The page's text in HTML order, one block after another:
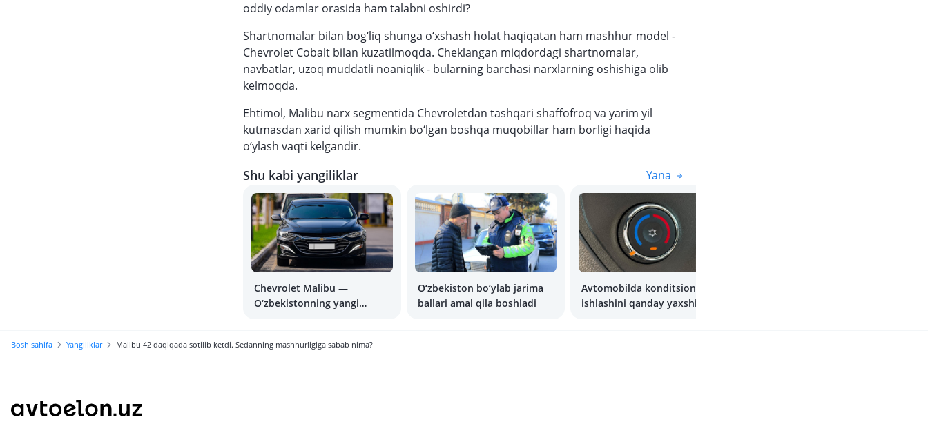
oddiy odamlar orasida ham talabni oshirdi?
Shartnomalar bilan bog‘liq shunga o‘xshash holat haqiqatan ham mashhur model -
Chevrolet Cobalt bilan kuzatilmoqda. Cheklangan miqdordagi shartnomalar,
navbatlar, uzoq muddatli noaniqlik - bularning barchasi narxlarning oshishiga olib
kelmoqda.
Ehtimol, Malibu narx segmentida Chevroletdan tashqari shaffofroq va yarim yil
kutmasdan xarid qilish mumkin bo‘lgan boshqa muqobillar ham borligi haqida
o‘ylash vaqti kelgandir.
Shu kabi yangiliklar Yana
Chevrolet Malibu —
O‘zbekistonning yangi
O‘zbekiston bo‘ylab jarima
ballari amal qila boshladi
Avtomobilda konditsioner
ishlashini qanday yaxshilash
Bosh sahifa Yangiliklar Malibu 42 daqiqada sotilib ketdi. Sedanning mashhurligiga sabab nima?